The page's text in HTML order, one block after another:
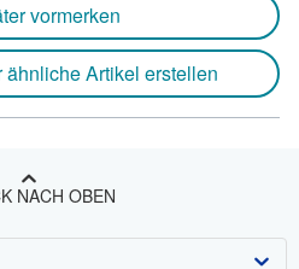
vormerken
ähnliche Artikel erstellen
NACH OBEN